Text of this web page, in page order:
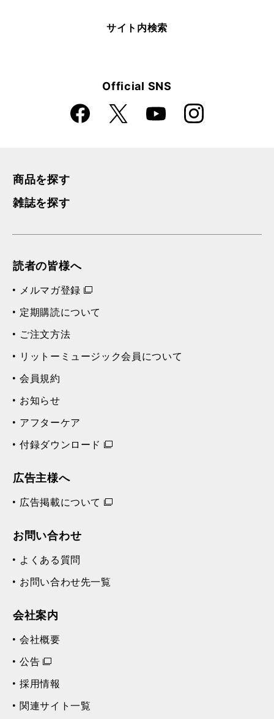
サイト内検索
Official SNS
Faceboo
k
X YouTube Instagra
m
商品を探す
雑誌を探す
読者の皆様へ
メルマガ登録
定期購読について
ご注文方法
リットーミュージック会員について
会員規約
お知らせ
アフターケア
付録ダウンロード
広告主様へ
広告掲載について
お問い合わせ
よくある質問
お問い合わせ先一覧
会社案内
会社概要
公告
採用情報
関連サイト一覧